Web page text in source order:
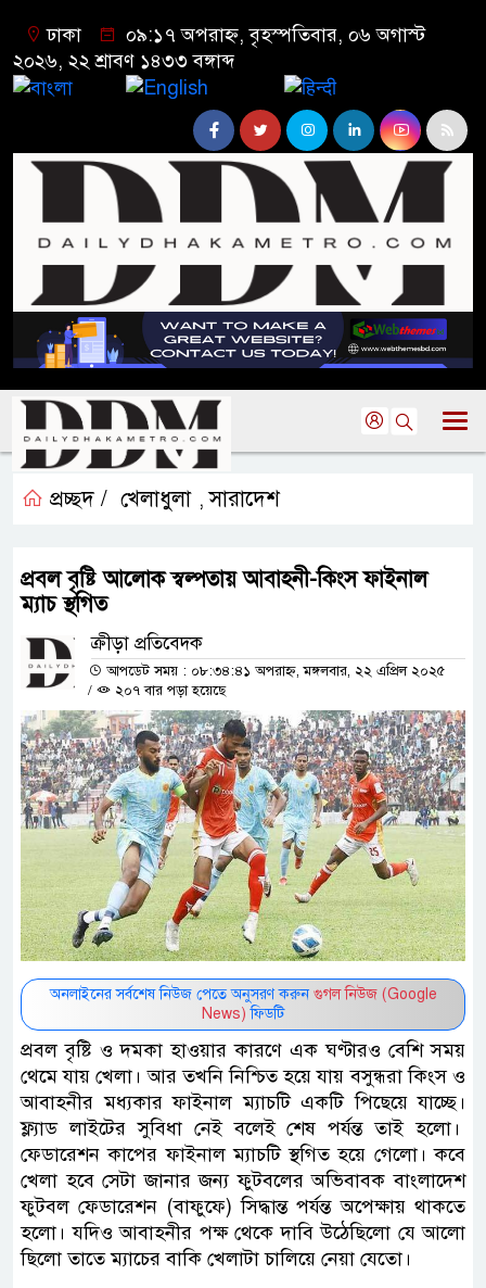
ঢাকা
০৯:১৭ অপরাহ্ন, বৃহস্পতিবার, ০৬ অগাস্ট
২০২৬, ২২ শ্রাবণ ১৪৩৩ বঙ্গাব্দ
প্রচ্ছদ / খেলাধুলা ,সারাদেশ
প্রবল বৃষ্টি আলোক স্বল্পতায় আবাহনী-কিংস ফাইনাল
ম্যাচ স্থগিত
ক্রীড়া প্রতিবেদক
আপডেট সময় : ০৮:৩৪:৪১ অপরাহ্ন, মঙ্গলবার, ২২ এপ্রিল ২০২৫
/
২০৭ বার পড়া হয়েছে
অনলাইনের সর্বশেষ নিউজ পেতে অনুসরণ করুন গুগল নিউজ (Google
News) ফিডটি
প্রবল বৃষ্টি ও দমকা হাওয়ার কারণে এক ঘণ্টারও বেশি সময়
থেমে যায় খেলা। আর তখনি নিশ্চিত হয়ে যায় বসুন্ধরা কিংস ও
আবাহনীর মধ্যকার ফাইনাল ম্যাচটি একটি পিছেয়ে যাচ্ছে।
ফ্ল্যাড লাইটের সুবিধা নেই বলেই শেষ পর্যন্ত তাই হলো।
ফেডারেশন কাপের ফাইনাল ম্যাচটি স্থগিত হয়ে গেলো। কবে
খেলা হবে সেটা জানার জন্য ফুটবলের অভিবাবক বাংলাদেশ
ফুটবল ফেডারেশন (বাফুফে) সিদ্ধান্ত পর্যন্ত অপেক্ষায় থাকতে
হলো। যদিও আবাহনীর পক্ষ থেকে দাবি উঠেছিলো যে আলো
ছিলো তাতে ম্যাচের বাকি খেলাটা চালিয়ে নেয়া যেতো।